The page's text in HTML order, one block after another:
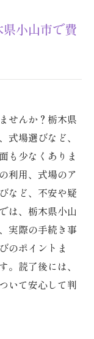
小山市で費
せんか？栃木県
場選びなど、
も少なくありま
利用、式場のア
など、不安や疑
は、栃木県小山
実際の手続き事
のポイントま
読了後には、
いて安心して判